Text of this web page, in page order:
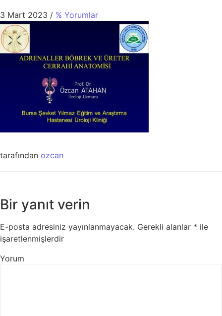
3 Mart 2023 / % Yorumlar
tarafından ozcan
Bir yanıt verin
E-posta adresiniz yayınlanmayacak. Gerekli alanlar * ile
işaretlenmişlerdir
Yorum